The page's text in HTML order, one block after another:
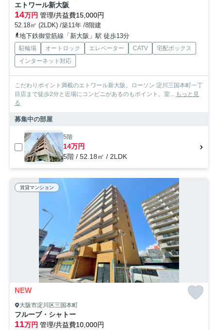
エトワール新大阪
14万円 管理/共益費15,000円
52.18㎡ (2LDK) /築11年 /8階建
地下鉄御堂筋線「新大阪」駅 徒歩13分
駐輪場 オートロック エレベーター CATV
宅配ボックス
インターネット対応
こだわりポイント満載のエトワール新大阪。ローソン 淀川三国本町一丁
目店まで徒歩2分と近場にコンビニがあるのもポイント。室... もっと見
る
募集中の部屋
5階
14万円
5階 / 52.18㎡ / 2LDK
賃貸マンション
NEW
大阪市淀川区三国本町
フルーブ・シャトー
11万円 管理/共益費10,000円